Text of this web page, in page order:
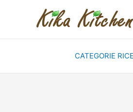
CATEGORIE